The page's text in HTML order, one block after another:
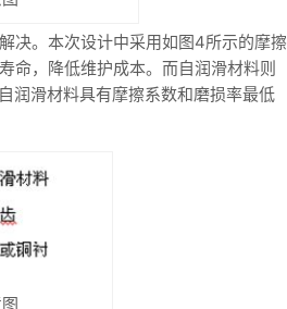
决。本次设计中采用如图4所示的摩擦
命，降低维护成本。而自润滑材料则
润滑材料具有摩擦系数和磨损率最低